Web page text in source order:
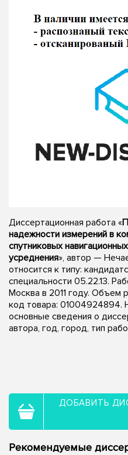
Диссертационная работа «
надежности измерений в
спутниковых
усреднения», автор —
относится к типу:
специальности 05.22.13.
Москва в 2011 году. Объем
код товара: 01004924894.
основные сведения о
автора, год, город, тип
ДОБАВИТЬ
Рекомендуемые